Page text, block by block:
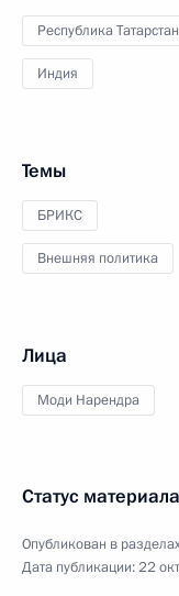
Республика Татарстан
Индия
Темы
БРИКС
Внешняя политика
Лица
Моди Нарендра
Статус материала
Опубликован в
Дата публикации:22